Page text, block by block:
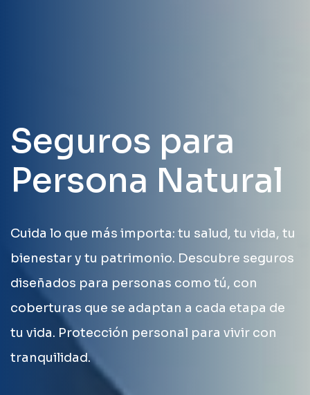
Seguros para
Persona Natural
Cuida lo que más importa: tu salud, tu vida, tu
bienestar y tu patrimonio. Descubre seguros
diseñados para personas como tú, con
coberturas que se adaptan a cada etapa de
tu vida. Protección personal para vivir con
tranquilidad.